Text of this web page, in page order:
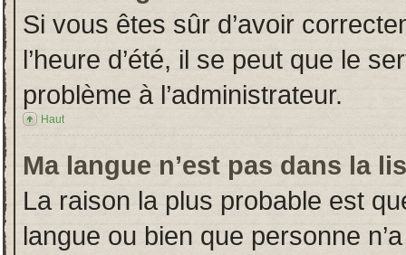
Si vous êtes sûr d’avoir
l’heure d’été, il se peut que le
problème à l’administrateur.
Haut
Ma langue n’est pas dans la
La raison la plus probable est
langue ou bien que personne